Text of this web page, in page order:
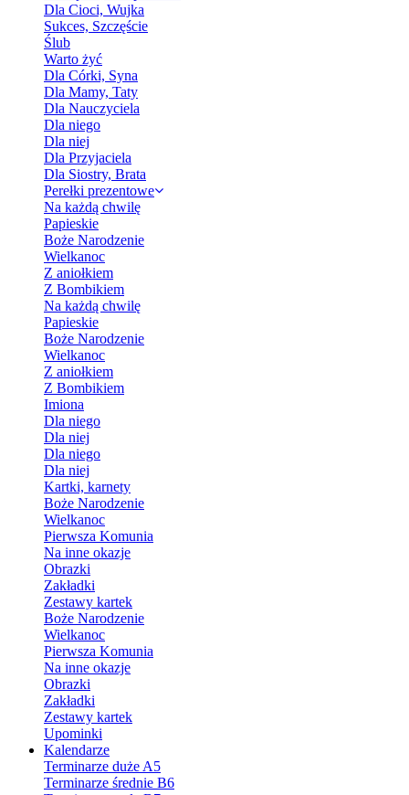
Dla Cioci, Wujka
Sukces, Szczęście
Ślub
Warto żyć
Dla Córki, Syna
Dla Mamy, Taty
Dla Nauczyciela
Dla niego
Dla niej
Dla Przyjaciela
Dla Siostry, Brata
Perełki prezentowe
Na każdą chwilę
Papieskie
Boże Narodzenie
Wielkanoc
Z aniołkiem
Z Bombikiem
Na każdą chwilę
Papieskie
Boże Narodzenie
Wielkanoc
Z aniołkiem
Z Bombikiem
Imiona
Dla niego
Dla niej
Dla niego
Dla niej
Kartki, karnety
Boże Narodzenie
Wielkanoc
Pierwsza Komunia
Na inne okazje
Obrazki
Zakładki
Zestawy kartek
Boże Narodzenie
Wielkanoc
Pierwsza Komunia
Na inne okazje
Obrazki
Zakładki
Zestawy kartek
Upominki
Kalendarze
Terminarze duże A5
Terminarze średnie B6